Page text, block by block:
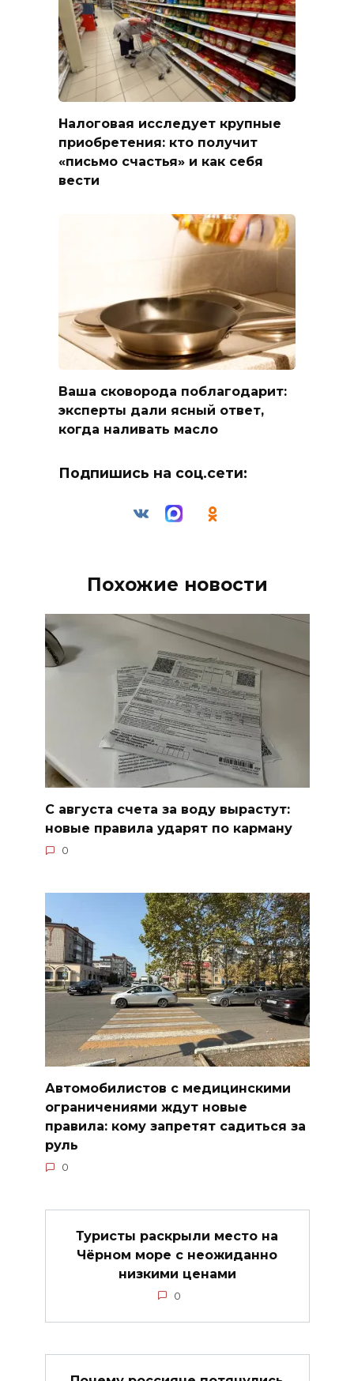
Налоговая исследует крупные
приобретения: кто получит
«письмо счастья» и как себя
вести
Ваша сковорода поблагодарит:
эксперты дали ясный ответ,
когда наливать масло
Подпишись на соц.сети:
Похожие новости
С августа счета за воду вырастут:
новые правила ударят по карману
0
Автомобилистов с медицинскими
ограничениями ждут новые
правила: кому запретят садиться за
руль
0
Туристы раскрыли место на
Чёрном море с неожиданно
низкими ценами
0